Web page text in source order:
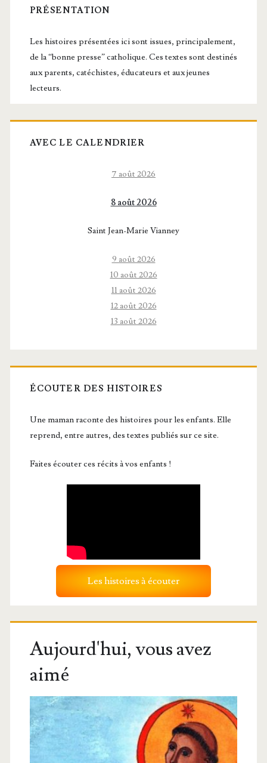
latérale
principale
PRÉSENTATION
Les histoires présentées ici sont issues, principalement,
de la “bonne presse” catholique. Ces textes sont destinés
aux parents, catéchistes, éducateurs et aux jeunes
lecteurs.
AVEC LE CALENDRIER
7 août 2026
8 août 2026
Saint Jean-Marie Vianney
9 août 2026
10 août 2026
11 août 2026
12 août 2026
13 août 2026
ÉCOUTER DES HISTOIRES
Une maman raconte des histoires pour les enfants. Elle
reprend, entre autres, des textes publiés sur ce site.
Faites écouter ces récits à vos enfants !
Les histoires à écouter
Aujourd'hui, vous avez
aimé